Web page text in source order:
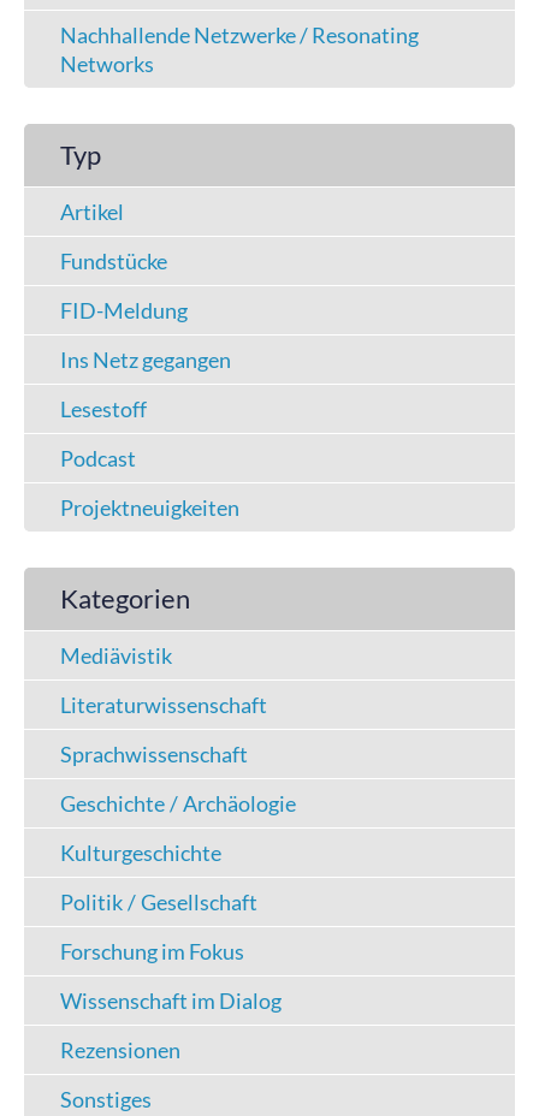
Nachhallende Netzwerke / Resonating
Networks
Typ
Artikel
Fundstücke
FID-Meldung
Ins Netz gegangen
Lesestoff
Podcast
Projektneuigkeiten
Kategorien
Mediävistik
Literaturwissenschaft
Sprachwissenschaft
Geschichte / Archäologie
Kulturgeschichte
Politik / Gesellschaft
Forschung im Fokus
Wissenschaft im Dialog
Rezensionen
Sonstiges